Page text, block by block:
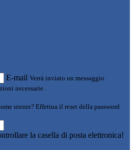
E-mail Verrà inviato un messaggio
necessarie.
utente? Effettua il reset della password
la casella di posta elettronica!